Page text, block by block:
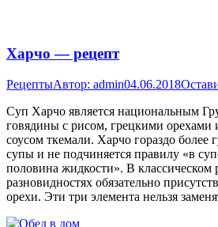
Харчо — рецепт
РецептыАвтор: admin04.06.2018
Суп Харчо является национальным
говядины с рисом, грецкими
соусом ткемали. Харчо гораздо более
супы и не подчиняется правилу «в
половина жидкости». В классическом
разновидностях обязательно
орехи. Эти три элемента нельзя